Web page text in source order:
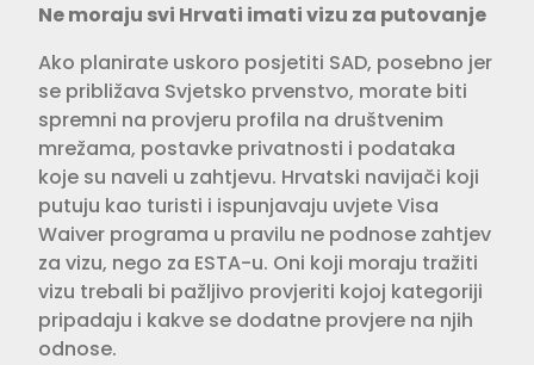
Ne moraju svi Hrvati imati vizu za putovanje
Ako planirate uskoro posjetiti SAD, posebno jer
se približava Svjetsko prvenstvo, morate biti
spremni na provjeru profila na društvenim
mrežama, postavke privatnosti i podataka
koje su naveli u zahtjevu. Hrvatski navijači koji
putuju kao turisti i ispunjavaju uvjete Visa
Waiver programa u pravilu ne podnose zahtjev
za vizu, nego za ESTA-u. Oni koji moraju tražiti
vizu trebali bi pažljivo provjeriti kojoj kategoriji
pripadaju i kakve se dodatne provjere na njih
odnose.